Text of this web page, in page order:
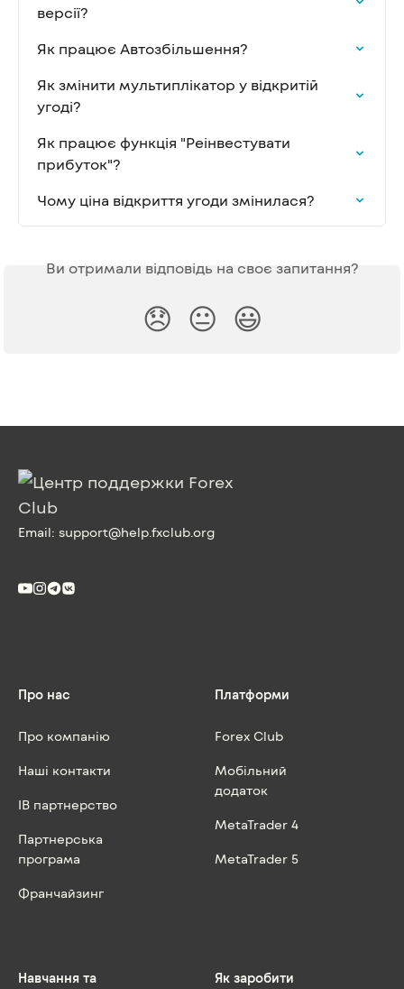
версії?
Як працює Автозбільшення?
Як змінити мультиплікатор у відкритій
угоді?
Як працює функція "Реінвестувати
прибуток"?
Чому ціна відкриття угоди змінилася?
Ви отримали відповідь на своє запитання?
😞 😐 😃
Email: support@help.fxclub.org
Про нас
Про компанію
Наші контакти
IB партнерство
Партнерська
програма
Франчайзинг
Платформи
Forex Club
Мобільний
додаток
MetaTrader 4
MetaTrader 5
Навчання та Як заробити